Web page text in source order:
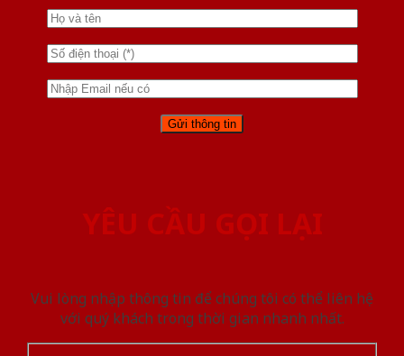
YÊU CẦU GỌI LẠI
Vui lòng nhập thông tin để chúng tôi có thể liên hệ
với quý khách trong thời gian nhanh nhất.